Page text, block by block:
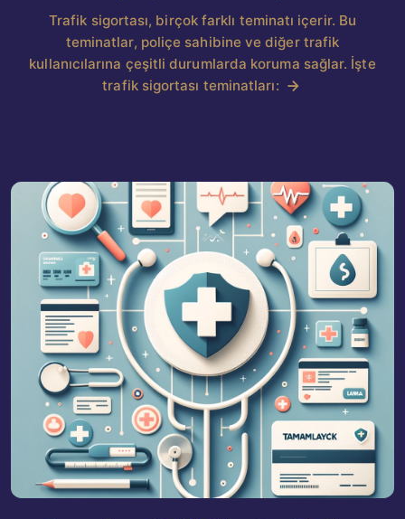
Trafik sigortası, birçok farklı teminatı içerir. Bu
teminatlar, poliçe sahibine ve diğer trafik
kullanıcılarına çeşitli durumlarda koruma sağlar. İşte
trafik sigortası teminatları: